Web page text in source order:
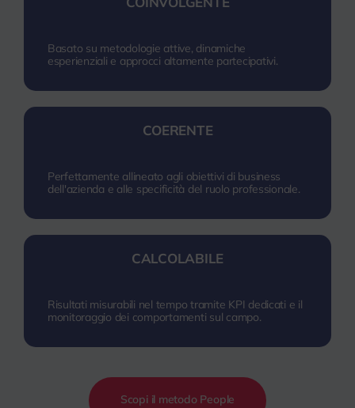
Basato su metodologie attive, dinamiche
esperienziali e approcci altamente partecipativi.
COERENTE
Perfettamente allineato agli obiettivi di business
dell'azienda e alle specificità del ruolo professionale.
CALCOLABILE
Risultati misurabili nel tempo tramite KPI dedicati e il
monitoraggio dei comportamenti sul campo.
Scopi il metodo People